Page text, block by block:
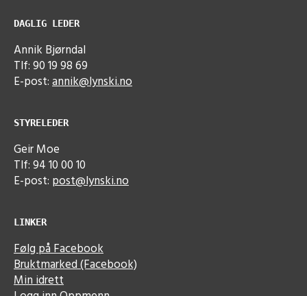
DAGLIG LEDER
Annik Bjørndal
Tlf: 90 19 98 69
E-post:annik@lynski.no
STYRELEDER
Geir Moe
Tlf: 94 10 00 10
E-post: post@lynski.no
LINKER
Følg på Facebook
Bruktmarked (Facebook)
Min idrett